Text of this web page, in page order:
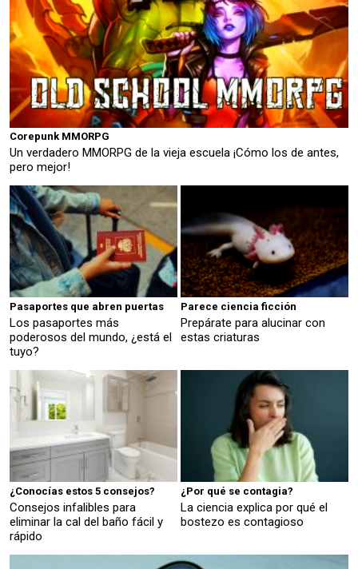
Corepunk MMORPG
Un verdadero MMORPG de la vieja escuela ¡Cómo los de antes,
pero mejor!
Pasaportes que abren puertas
Los pasaportes más
poderosos del mundo, ¿está el
tuyo?
Parece ciencia ficción
Prepárate para alucinar con
estas criaturas
¿Conocías estos 5 consejos?
Consejos infalibles para
eliminar la cal del baño fácil y
rápido
¿Por qué se contagia?
La ciencia explica por qué el
bostezo es contagioso